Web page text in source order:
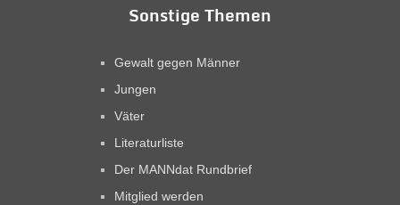
Sonstige Themen
Gewalt gegen Männer
Jungen
Väter
Literaturliste
Der MANNdat Rundbrief
Mitglied werden